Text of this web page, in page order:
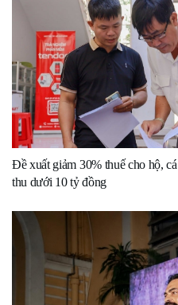
Đề xuất giảm 30% thuế cho hộ,
thu dưới 10 tỷ đồng